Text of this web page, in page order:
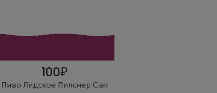
100
Пиво Лидское Пилснер Can